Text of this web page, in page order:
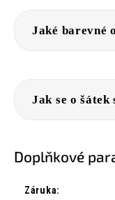
Jaké barevné
Jak se o šátek
Doplňkové
Záruka: